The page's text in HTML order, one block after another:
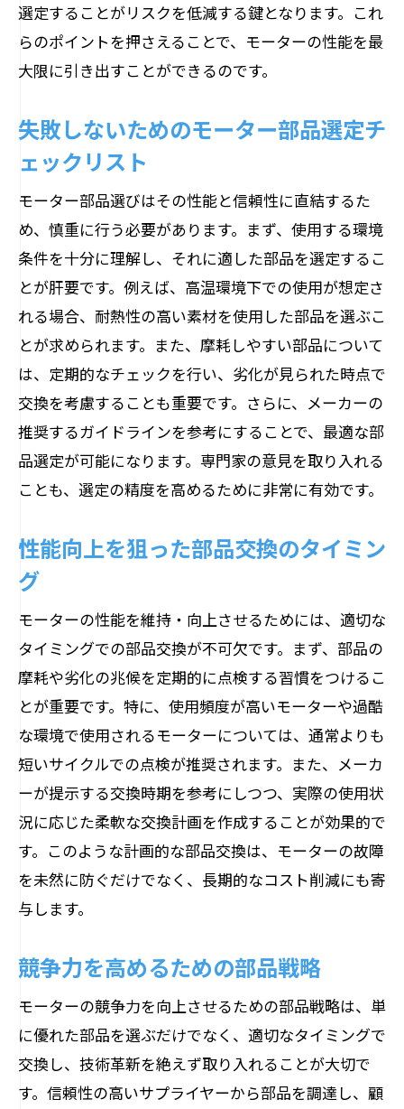
選定することがリスクを低減する鍵となります。これ
らのポイントを押さえることで、モーターの性能を最
大限に引き出すことができるのです。
失敗しないためのモーター部品選定チ
ェックリスト
モーター部品選びはその性能と信頼性に直結するた
め、慎重に行う必要があります。まず、使用する環境
条件を十分に理解し、それに適した部品を選定するこ
とが肝要です。例えば、高温環境下での使用が想定さ
れる場合、耐熱性の高い素材を使用した部品を選ぶこ
とが求められます。また、摩耗しやすい部品について
は、定期的なチェックを行い、劣化が見られた時点で
交換を考慮することも重要です。さらに、メーカーの
推奨するガイドラインを参考にすることで、最適な部
品選定が可能になります。専門家の意見を取り入れる
ことも、選定の精度を高めるために非常に有効です。
性能向上を狙った部品交換のタイミン
グ
モーターの性能を維持・向上させるためには、適切な
タイミングでの部品交換が不可欠です。まず、部品の
摩耗や劣化の兆候を定期的に点検する習慣をつけるこ
とが重要です。特に、使用頻度が高いモーターや過酷
な環境で使用されるモーターについては、通常よりも
短いサイクルでの点検が推奨されます。また、メーカ
ーが提示する交換時期を参考にしつつ、実際の使用状
況に応じた柔軟な交換計画を作成することが効果的で
す。このような計画的な部品交換は、モーターの故障
を未然に防ぐだけでなく、長期的なコスト削減にも寄
与します。
競争力を高めるための部品戦略
モーターの競争力を向上させるための部品戦略は、単
に優れた部品を選ぶだけでなく、適切なタイミングで
交換し、技術革新を絶えず取り入れることが大切で
す。信頼性の高いサプライヤーから部品を調達し、顧